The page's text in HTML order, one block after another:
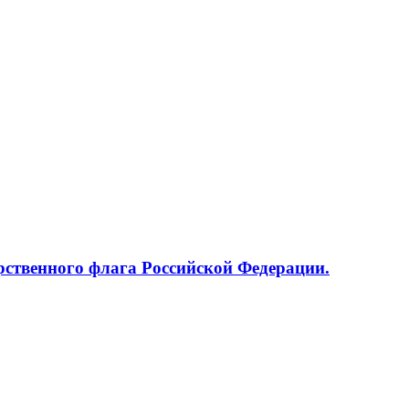
флага Российской Федерации.